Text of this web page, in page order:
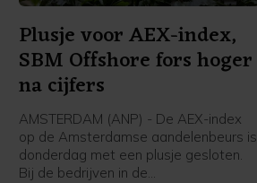
Plusje voor AEX-index,
SBM Offshore fors hoger
na cijfers
AMSTERDAM (ANP) - De AEX-index
op de Amsterdamse aandelenbeurs is
donderdag met een plusje gesloten.
Bij de bedrijven in de